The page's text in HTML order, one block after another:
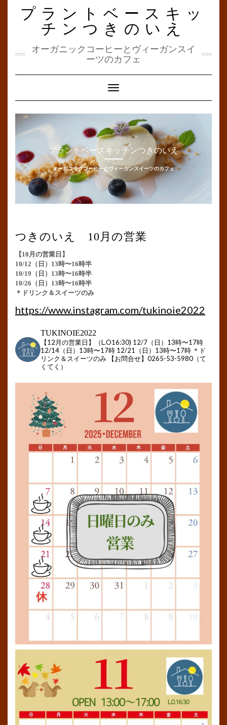
プラントベースキッ
チンつきのいえ
オーガニックコーヒーとヴィーガンスイ
ーツのカフェ
Toggle Navigation
プラントベースキッチンつきのいえ
オーガニックコーヒーとヴィーガンスイーツのカフェ
つきのいえ 10月の営業
【10月の営業日】
10/12（日）13時〜16時半
10/19（日）13時〜16時半
10/26（日）13時〜16時半
＊ドリンク＆スイーツのみ
https://www.instagram.com/tukinoie2022
TUKINOIE2022
【12月の営業日】（L.O16:30) 12/7（日）13時〜17時
12/14（日）13時〜17時 12/21（日）13時〜17時 ＊ド
リンク＆スイーツのみ 【お問合せ】0265-53-5980（て
くてく）